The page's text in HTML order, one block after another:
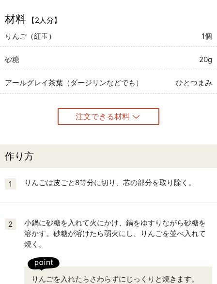
材料
【2人分】
りんご（紅玉）
1個
砂糖 20g
アールグレイ茶葉（ダージリンなどでも） ひとつまみ
注文できる材料
作り方
1 りんごは皮ごと8等分に切り、芯の部分を取り除く。
2
小鍋に砂糖を入れて火にかけ、鍋をゆすりながら砂糖を
溶かす。砂糖が溶けたら弱火にし、りんごを並べ入れて
焼く。
りんごを入れたらさわらずにじっくりと焼きます。